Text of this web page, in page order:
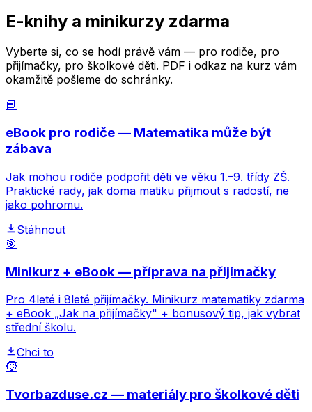
E-knihy a minikurzy zdarma
Vyberte si, co se hodí právě vám — pro rodiče, pro
přijímačky, pro školkové děti. PDF i odkaz na kurz vám
okamžitě pošleme do schránky.
📘
eBook pro rodiče — Matematika může být
zábava
Jak mohou rodiče podpořit děti ve věku 1.–9. třídy ZŠ.
Praktické rady, jak doma matiku přijmout s radostí, ne
jako pohromu.
Stáhnout
🎯
Minikurz + eBook — příprava na přijímačky
Pro 4leté i 8leté přijímačky. Minikurz matematiky zdarma
+ eBook „Jak na přijímačky" + bonusový tip, jak vybrat
střední školu.
Chci to
🧒
Tvorbazduse.cz — materiály pro školkové děti